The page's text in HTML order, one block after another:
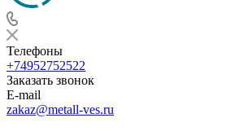
Телефоны
+74952752522
Заказать звонок
E-mail
zakaz@metall-ves.ru